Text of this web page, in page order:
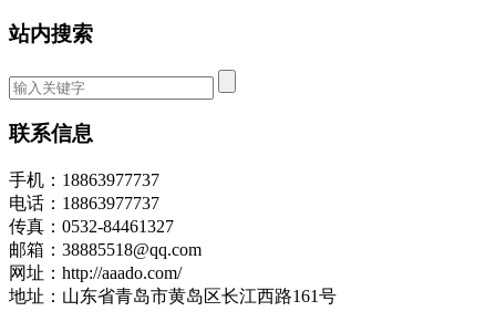
站内搜索
联系信息
手机：18863977737
电话：18863977737
传真：0532-84461327
邮箱：38885518@qq.com
网址：http://aaado.com/
地址：山东省青岛市黄岛区长江西路161号